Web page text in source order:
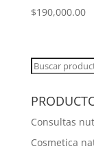
$190,000.00
Buscar
Consultas
Cosmetica